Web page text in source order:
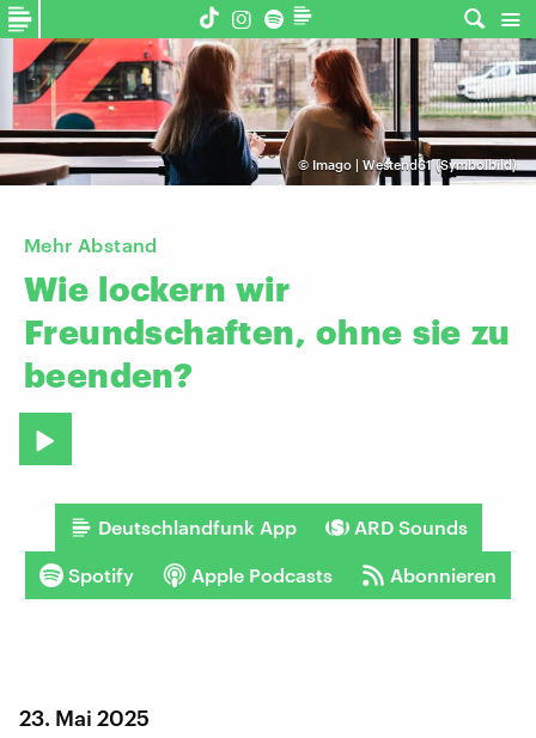
© Imago | Westend61 (Symbolbild)
Mehr Abstand
Wie lockern wir
Freundschaften, ohne sie zu
beenden?
Deutschlandfunk App ARD Sounds
Spotify Apple Podcasts Abonnieren
23. Mai 2025